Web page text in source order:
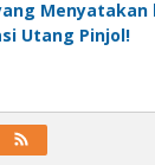
Menyatakan
Utang Pinjol!